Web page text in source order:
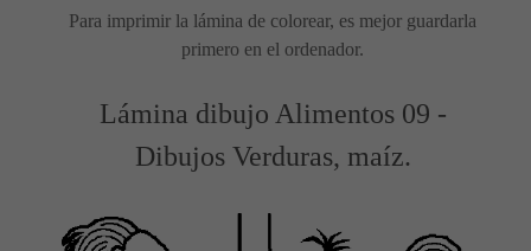
Para imprimir la lámina de colorear, es mejor guardarla
primero en el ordenador.
Lámina dibujo Alimentos 09 -
Dibujos Verduras, maíz.